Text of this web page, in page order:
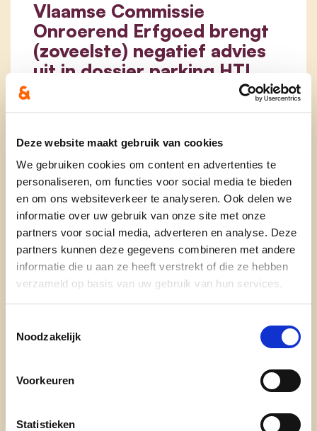
Deze website maakt gebruik van cookies
We gebruiken cookies om content en advertenties te
personaliseren, om functies voor social media te bieden
en om ons websiteverkeer te analyseren. Ook delen we
informatie over uw gebruik van onze site met onze
partners voor social media, adverteren en analyse. Deze
partners kunnen deze gegevens combineren met andere
informatie die u aan ze heeft verstrekt of die ze hebben
verzameld op basis van uw gebruik van hun services.
Noodzakelijk
Voorkeuren
Statistieken
Vlaamse Commissie
Onroerend Erfgoed brengt
(zoveelste) negatief advies
uit in dossier parking HTL
Op 31 augustus 2023 bracht de Vlaamse
Commissie Onroerend Erfgoed nogmaals
vergunning voor de aanleg van parking
Hof ter Linden, ondanks de aanpassingen
door het bestuur aan het dossier.
lees meer
ADRIAN DE WEERDT
BART BREUGELMANS
HOF TER LINDEN
THOMAS VAN GORP
Ontdek